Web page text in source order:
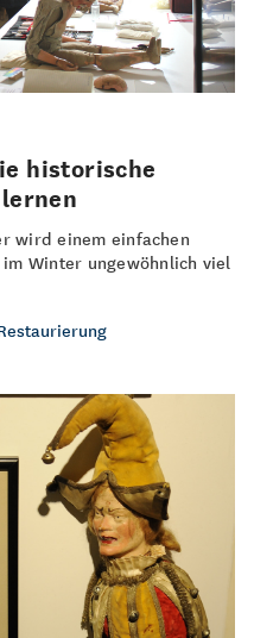
historische
wird einem einfachen
Winter ungewöhnlich viel